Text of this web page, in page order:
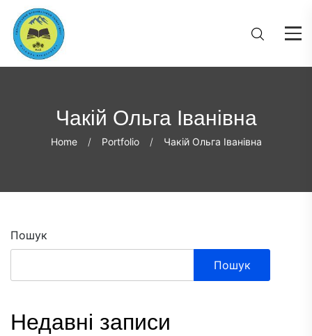
Чакій Ольга Іванівна
Home Portfolio Чакій Ольга Іванівна
Пошук
Пошук
Недавні записи